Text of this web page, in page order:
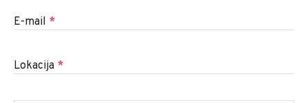
E-mail *
Lokacija *